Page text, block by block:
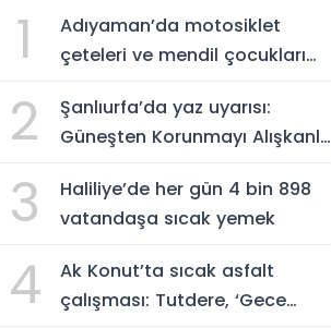
1
Adıyaman’da motosiklet
çeteleri ve mendil çocukları
2
Şanlıurfa’da yaz uyarısı:
Güneşten Korunmayı Alışkanlık
3
Haliliye’de her gün 4 bin 898
vatandaşa sıcak yemek
4
Ak Konut’ta sıcak asfalt
çalışması: Tutdere, ‘Gece